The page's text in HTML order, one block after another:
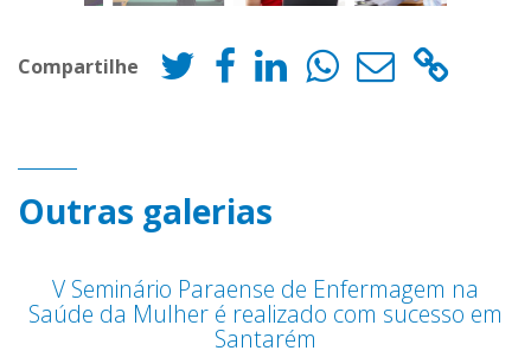
Compartilhe
Outras galerias
V Seminário Paraense de Enfermagem na
Saúde da Mulher é realizado com sucesso em
Santarém